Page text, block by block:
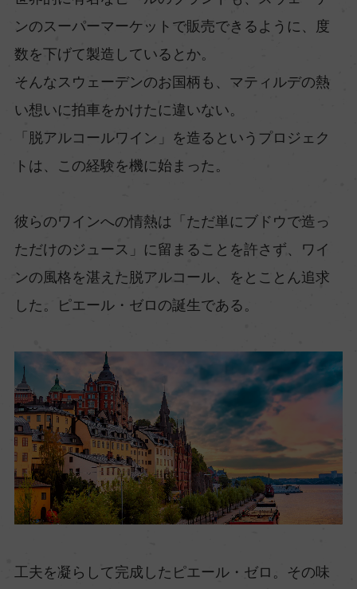
ンのスーパーマーケットで販売できるように、度
数を下げて製造しているとか。
そんなスウェーデンのお国柄も、マティルデの熱
い想いに拍車をかけたに違いない。
「脱アルコールワイン」を造るというプロジェク
トは、この経験を機に始まった。
彼らのワインへの情熱は「ただ単にブドウで造っ
ただけのジュース」に留まることを許さず、ワイ
ンの風格を湛えた脱アルコール、をとことん追求
した。ピエール・ゼロの誕生である。
工夫を凝らして完成したピエール・ゼロ。その味